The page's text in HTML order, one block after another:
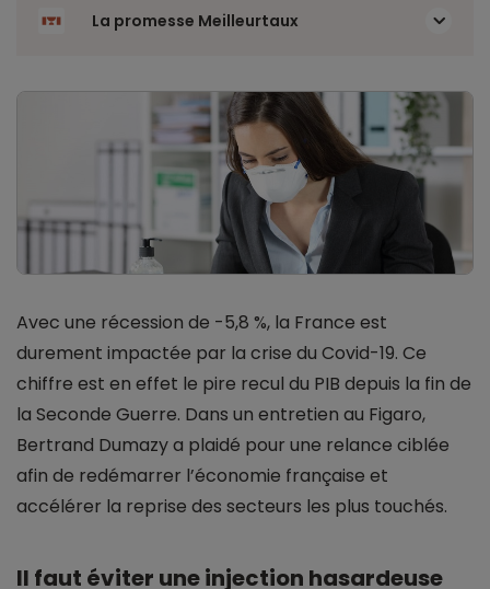
La promesse Meilleurtaux
Avec une récession de -5,8 %, la France est
durement impactée par la crise du Covid-19. Ce
chiffre est en effet le pire recul du PIB depuis la fin de
la Seconde Guerre. Dans un entretien au Figaro,
Bertrand Dumazy a plaidé pour une relance ciblée
afin de redémarrer l’économie française et
accélérer la reprise des secteurs les plus touchés.
Il faut éviter une injection hasardeuse